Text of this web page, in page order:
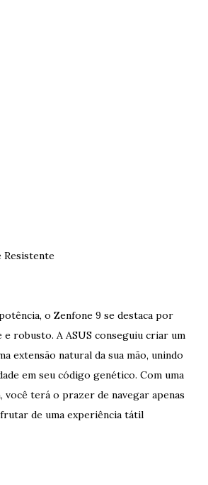
Resistente
o Zenfone 9 se destaca por
e robusto. A ASUS conseguiu criar um
extensão natural da sua mão, unindo
em seu código genético. Com uma
terá o prazer de navegar apenas
de uma experiência tátil